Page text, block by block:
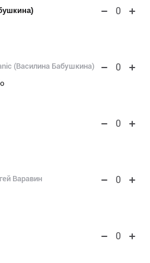
0
(Василина Бабушкина) 0
0
Варавин 0
0